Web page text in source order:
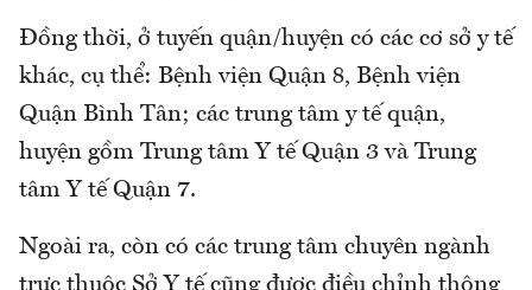
Đồng thời, ở tuyến quận/huyện có các cơ sở y tế
khác, cụ thể: Bệnh viện Quận 8, Bệnh viện
Quận Bình Tân; các trung tâm y tế quận,
huyện gồm Trung tâm Y tế Quận 3 và Trung
tâm Y tế Quận 7.
Ngoài ra, còn có các trung tâm chuyên ngành